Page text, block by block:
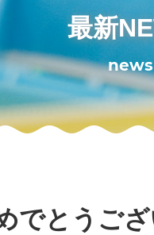
最新
news
でとうござ